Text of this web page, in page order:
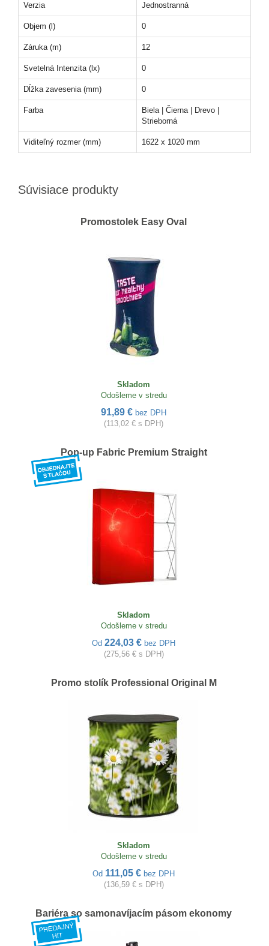
Verzia Jednostranná
Objem (l) 0
Záruka (m) 12
Svetelná Intenzita (lx) 0
Dĺžka zavesenia (mm) 0
Farba
Biela | Čierna | Drevo |
Strieborná
Viditeľný rozmer (mm) 1622 x 1020 mm
Súvisiace produkty
Promostolek Easy Oval
Skladom
Odošleme v stredu
91,89 € bez DPH
(113,02 € s DPH)
Pop-up Fabric Premium Straight
Skladom
Odošleme v stredu
Od 224,03 € bez DPH
(275,56 € s DPH)
Promo stolík Professional Original M
Skladom
Odošleme v stredu
Od 111,05 € bez DPH
(136,59 € s DPH)
Bariéra so samonavíjacím pásom ekonomy